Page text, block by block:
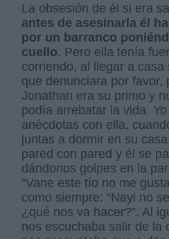
La obsesión de él si era
antes de asesinarla él
por un barranco
cuello. Pero ella tenía
corriendo, al llegar a
que denunciara por favor,
Jonathan era su primo y
podía arrebatar la vida.
anécdotas con ella,
juntas a dormir en su
pared con pared y él se
dándonos golpes en la
“Vane este tío no me
como siempre: “Nayi no
¿qué nos va hacer?”. Al
nos escuchaba salir de la